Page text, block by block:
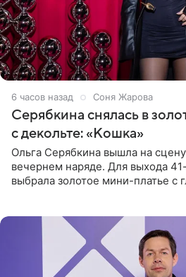
6 часов назад Соня Жарова
Серябкина снялась в
с декольте: «Кошка»
Ольга Серябкина вышла на
вечернем наряде. Для выхода
выбрала золотое мини-платье с